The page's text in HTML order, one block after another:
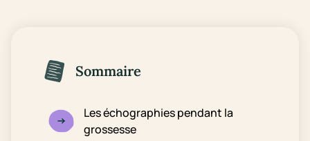
Sommaire
Les échographies pendant la
grossesse